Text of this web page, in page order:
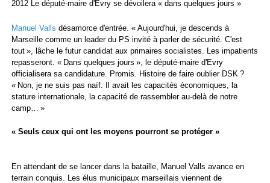
2012 Le député-maire d'Evry se dévoilera « dans quelques jours »
Manuel Valls désamorce d'entrée. « Aujourd'hui, je descends à
Marseille comme un leader du PS invité à parler de sécurité. C'est
tout », lâche le futur candidat aux primaires socialistes. Les impatients
repasseront. « Dans quelques jours », le député-maire d'Evry
officialisera sa candidature. Promis. Histoire de faire oublier DSK ?
« Non, je ne suis pas naïf. Il avait les capacités économiques, la
stature internationale, la capacité de rassembler au-delà de notre
camp… »
« Seuls ceux qui ont les moyens pourront se protéger »
En attendant de se lancer dans la bataille, Manuel Valls avance en
terrain conquis. Les élus municipaux marseillais viennent de